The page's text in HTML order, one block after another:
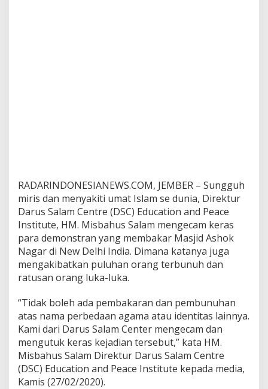
e
l
h
i
I
n
d
i
a
RADARINDONESIANEWS.COM, JEMBER – Sungguh
miris dan menyakiti umat Islam se dunia, Direktur
Darus Salam Centre (DSC) Education and Peace
Institute, HM. Misbahus Salam mengecam keras
para demonstran yang membakar Masjid Ashok
Nagar di New Delhi India. Dimana katanya juga
mengakibatkan puluhan orang terbunuh dan
ratusan orang luka-luka.
“Tidak boleh ada pembakaran dan pembunuhan
atas nama perbedaan agama atau identitas lainnya.
Kami dari Darus Salam Center mengecam dan
mengutuk keras kejadian tersebut,” kata HM.
Misbahus Salam Direktur Darus Salam Centre
(DSC) Education and Peace Institute kepada media,
Kamis (27/02/2020).